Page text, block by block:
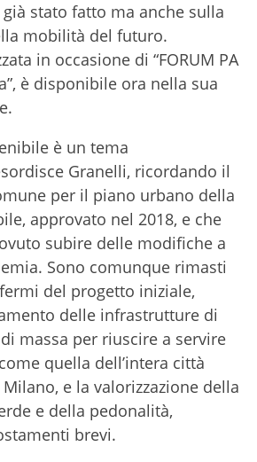
stato fatto ma anche sulla
mobilità del futuro.
in occasione di “FORUM PA
è disponibile ora nella sua
è un tema
Granelli, ricordando il
per il piano urbano della
approvato nel 2018, e che
subire delle modifiche a
Sono comunque rimasti
del progetto iniziale,
delle infrastrutture di
massa per riuscire a servire
quella dell’intera città
e la valorizzazione della
e della pedonalità,
brevi.